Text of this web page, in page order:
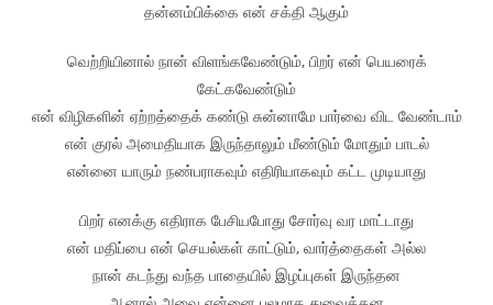
தன்னம்பிக்கை என் சக்தி ஆகும்
வெற்றியினால் நான் விளங்கவேண்டும், பிறர் என் பெயரைக்
கேட்கவேண்டும்
என் விழிகளின் ஏற்றத்தைக் கண்டு சுன்னாமே பார்வை விட வேண்டாம்
என் குரல் அமைதியாக இருந்தாலும் மீண்டும் மோதும் பாடல்
என்னை யாரும் நண்பராகவும் எதிரியாகவும் கட்ட முடியாது
பிறர் எனக்கு எதிராக பேசியபோது சோர்வு வர மாட்டாது
என் மதிப்பை என் செயல்கள் காட்டும், வார்த்தைகள் அல்ல
நான் கடந்து வந்த பாதையில் இழப்புகள் இருந்தன